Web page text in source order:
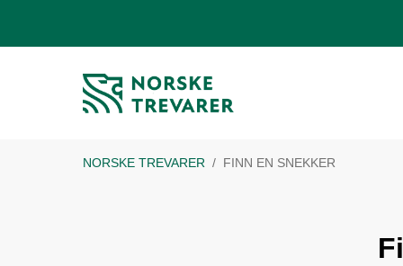
NORSKE TREVARER FINN EN SNEKKER